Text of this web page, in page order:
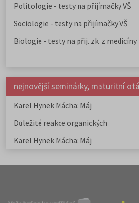
Politologie - testy na přijímačky VŠ
Sociologie - testy na přijímačky VŠ
Biologie - testy na přij. zk. z medicíny
nejnovější seminárky, maturitní
Karel Hynek Mácha: Máj
Důležité reakce organických
sloučenin a jejich význam
Karel Hynek Mácha: Máj